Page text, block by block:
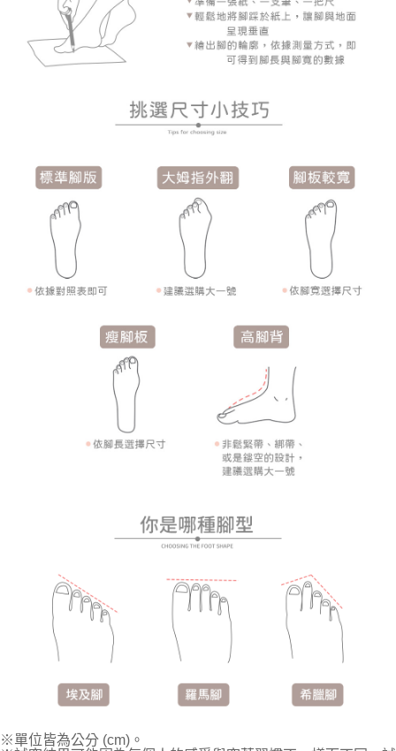
※單位皆為公分 (cm)。